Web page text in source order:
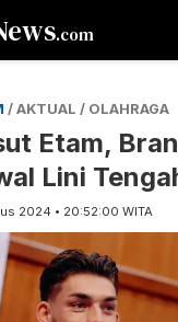
.com
/ AKTUAL / OLAHRAGA
Etam,
Lini
2024 • 20:52:00 WITA